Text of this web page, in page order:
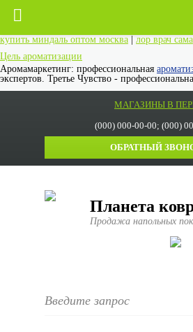
купить миндаль оптом москва
лор врач
Цель ароматизации
Аромамаркетинг: профессиональная
экспертов. Третье Чувство -
МАГАЗИНЫ В
(000) 000-00-00; (000)
ОБРАТНЫЙ
Планета
Продажа напольных